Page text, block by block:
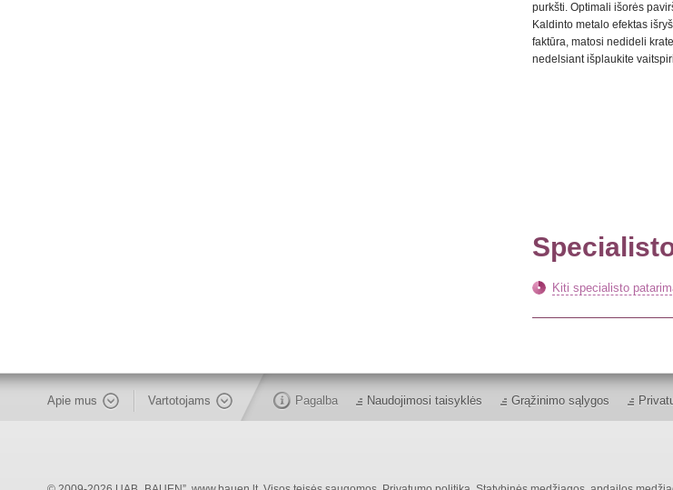
purkšti. Optimali išorės
Kaldinto metalo efektas
faktūra, matosi nedideli
nedelsiant išplaukite
Kiti specialisto
Apie mus Vartotojams Pagalba Naudojimosi taisyklės Grąžinimo sąlygos